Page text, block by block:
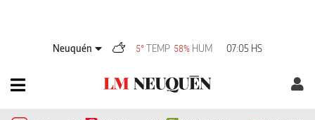
Neuquén 5° TEMP 58% HUM 07:05 HS